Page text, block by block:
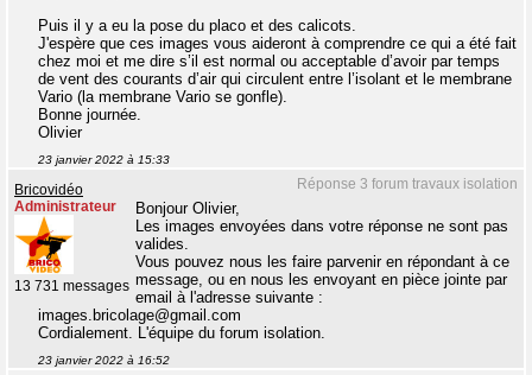
Puis il y a eu la pose du placo et des calicots.
J'espère que ces images vous aideront à comprendre ce qui a été fait
chez moi et me dire s’il est normal ou acceptable d’avoir par temps
de vent des courants d’air qui circulent entre l’isolant et le membrane
Vario (la membrane Vario se gonfle).
Bonne journée.
Olivier
23 janvier 2022 à 15:33
Réponse 3 forum travaux isolation
Bricovidéo
Administrateur
13 731 messages
Bonjour Olivier,
Les images envoyées dans votre réponse ne sont pas
valides.
Vous pouvez nous les faire parvenir en répondant à ce
message, ou en nous les envoyant en pièce jointe par
email à l'adresse suivante :
images.bricolage@gmail.com
Cordialement. L'équipe du forum isolation.
23 janvier 2022 à 16:52